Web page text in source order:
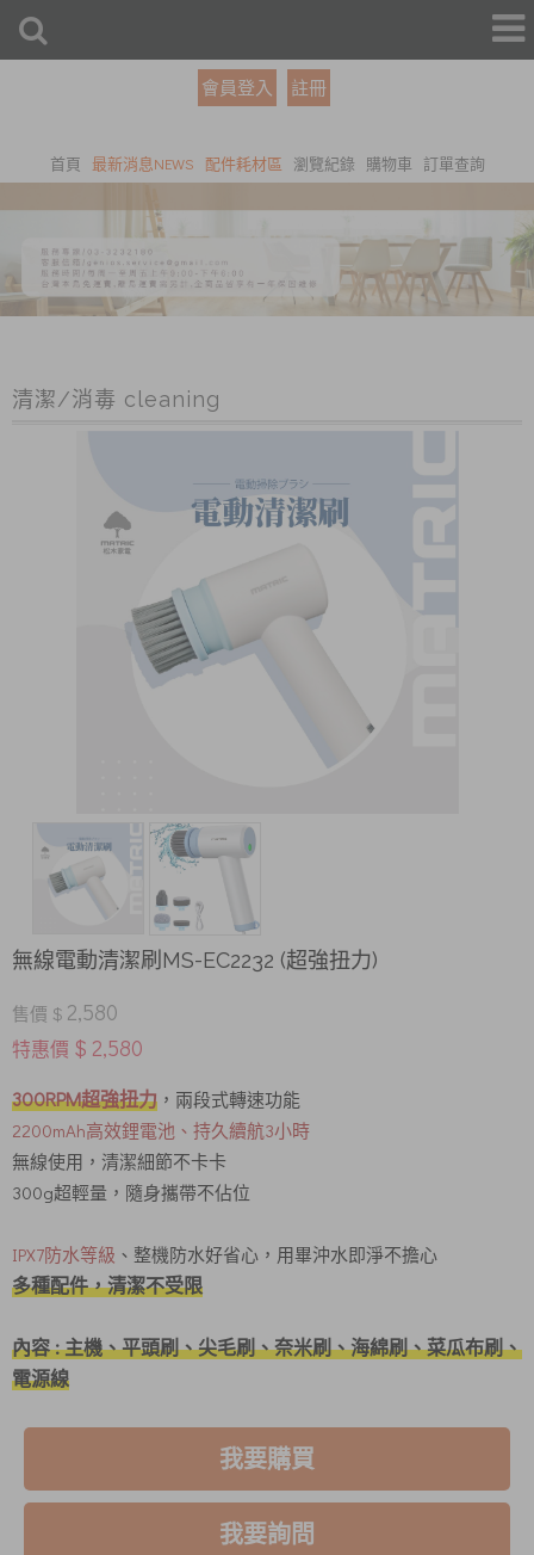
會員登入 註冊
首頁 最新消息NEWS 配件耗材區 瀏覽紀錄 購物車 訂單查詢
清潔/消毒 cleaning
無線電動清潔刷MS-EC2232 (超強扭力)
售價 $ 2,580
特惠價 $ 2,580
300RPM超強扭力 ，兩段式轉速功能
2200mAh高效鋰電池、持久續航3小時
無線使用，清潔細節不卡卡
300g超輕量，隨身攜帶不佔位
IPX7防水等級 、整機防水好省心，用畢沖水即淨不擔心
多種配件，清潔不受限
內容 : 主機、平頭刷、尖毛刷、奈米刷、海綿刷、菜瓜布刷、
電源線
我要購買
我要詢問